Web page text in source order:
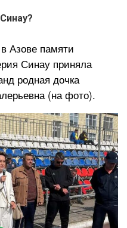
Азове памяти
Синау приняла
родная дочка
(на фото).